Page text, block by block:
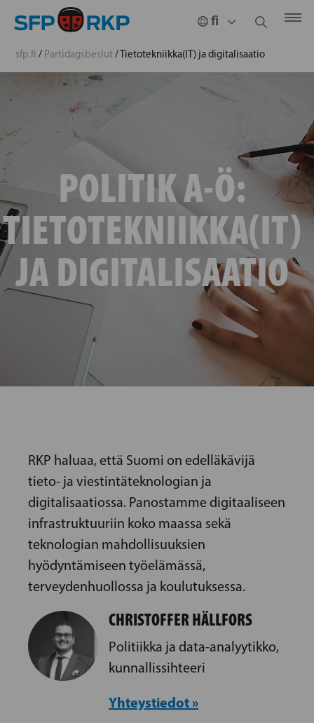
sfp.fi / Partidagsbeslut/Tietotekniikka(IT) ja digitalisaatio
POLITIK A-Ö:
TIETOTEKNIIKKA(IT)
JA DIGITALISAATIO
RKP haluaa, että Suomi on edelläkävijä
tieto- ja viestintäteknologian ja
digitalisaatiossa. Panostamme digitaaliseen
infrastruktuuriin koko maassa sekä
teknologian mahdollisuuksien
hyödyntämiseen työelämässä,
terveydenhuollossa ja koulutuksessa.
CHRISTOFFER HÄLLFORS
Politiikka ja data-analyytikko,
kunnallissihteeri
Yhteystiedot »